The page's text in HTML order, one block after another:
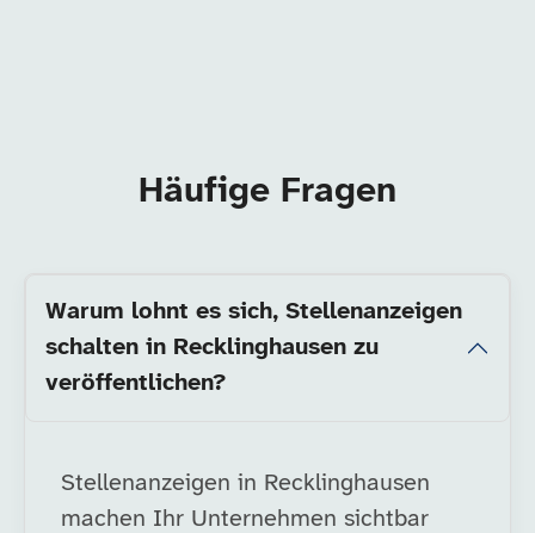
Häufige Fragen
Warum lohnt es sich, Stellenanzeigen
schalten in Recklinghausen zu
veröffentlichen?
Stellenanzeigen in Recklinghausen
machen Ihr Unternehmen sichtbar